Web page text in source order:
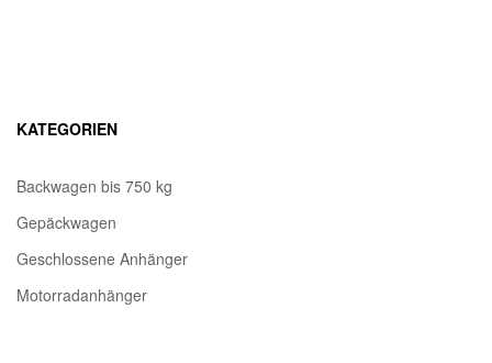
KATEGORIEN
Backwagen bis 750 kg
Gepäckwagen
Geschlossene Anhänger
Motorradanhänger